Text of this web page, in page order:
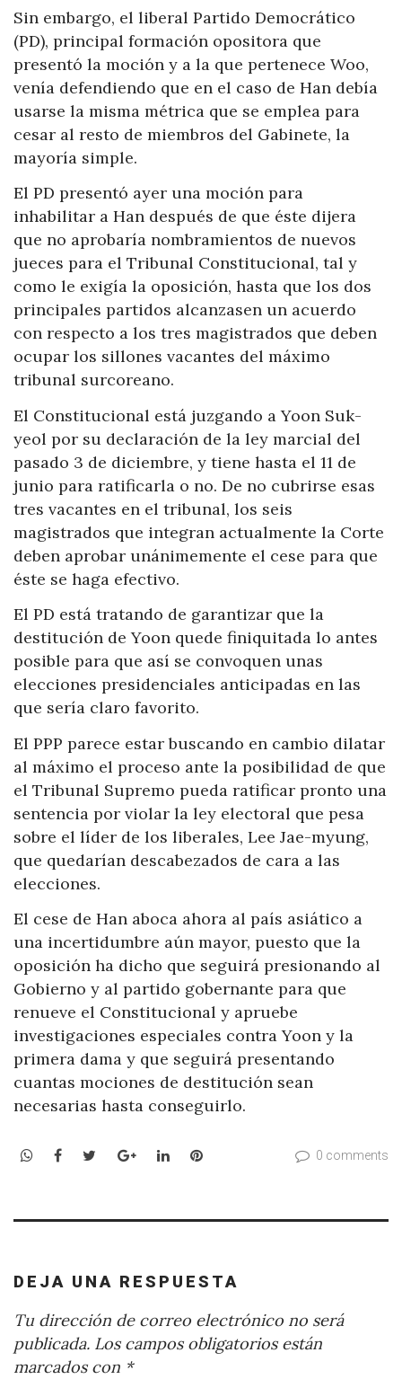
Sin embargo, el liberal Partido Democrático
(PD), principal formación opositora que
presentó la moción y a la que pertenece Woo,
venía defendiendo que en el caso de Han debía
usarse la misma métrica que se emplea para
cesar al resto de miembros del Gabinete, la
mayoría simple.
El PD presentó ayer una moción para
inhabilitar a Han después de que éste dijera
que no aprobaría nombramientos de nuevos
jueces para el Tribunal Constitucional, tal y
como le exigía la oposición, hasta que los dos
principales partidos alcanzasen un acuerdo
con respecto a los tres magistrados que deben
ocupar los sillones vacantes del máximo
tribunal surcoreano.
El Constitucional está juzgando a Yoon Suk-
yeol por su declaración de la ley marcial del
pasado 3 de diciembre, y tiene hasta el 11 de
junio para ratificarla o no. De no cubrirse esas
tres vacantes en el tribunal, los seis
magistrados que integran actualmente la Corte
deben aprobar unánimemente el cese para que
éste se haga efectivo.
El PD está tratando de garantizar que la
destitución de Yoon quede finiquitada lo antes
posible para que así se convoquen unas
elecciones presidenciales anticipadas en las
que sería claro favorito.
El PPP parece estar buscando en cambio dilatar
al máximo el proceso ante la posibilidad de que
el Tribunal Supremo pueda ratificar pronto una
sentencia por violar la ley electoral que pesa
sobre el líder de los liberales, Lee Jae-myung,
que quedarían descabezados de cara a las
elecciones.
El cese de Han aboca ahora al país asiático a
una incertidumbre aún mayor, puesto que la
oposición ha dicho que seguirá presionando al
Gobierno y al partido gobernante para que
renueve el Constitucional y apruebe
investigaciones especiales contra Yoon y la
primera dama y que seguirá presentando
cuantas mociones de destitución sean
necesarias hasta conseguirlo.
WhatsApp
Facebook
TwitterGoogle+LinkedInPinterest 0 comments
DEJA UNA RESPUESTA
Tu dirección de correo electrónico no será
publicada. Los campos obligatorios están
marcados con *